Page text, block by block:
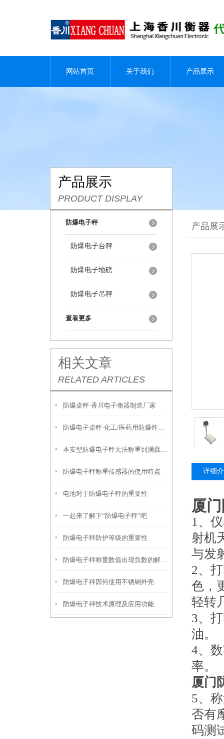
网站首页 关于我们 产品展示
产品展示
PRODUCT DISPLAY
防爆电子秤
防爆电子台秤
防爆电子地磅
防爆电子吊秤
查看更多
相关文章
RELATED ARTICLES
防爆桌秤-香川电子衡器制造厂家
防爆电子桌秤-化工/医药用防爆炸电子称产品推荐
本安型防爆电子秤无法称重到满载的解决方法
防爆电子秤称重传感器的使用特点
电池对于防爆电子秤的重要性
一起来了解下“防爆电子秤”吧
防爆电子秤防护等级的重要性
防爆电子秤称重数值出现负数的解决方法
防爆电子秤因何使用不锈钢外壳
防爆电子秤技术原理及应用功能
产品展
详细
厦
1、
射机
与发
2、
色，
轻转
3、
油。
4、
率。
厦门
5、
否有
码测